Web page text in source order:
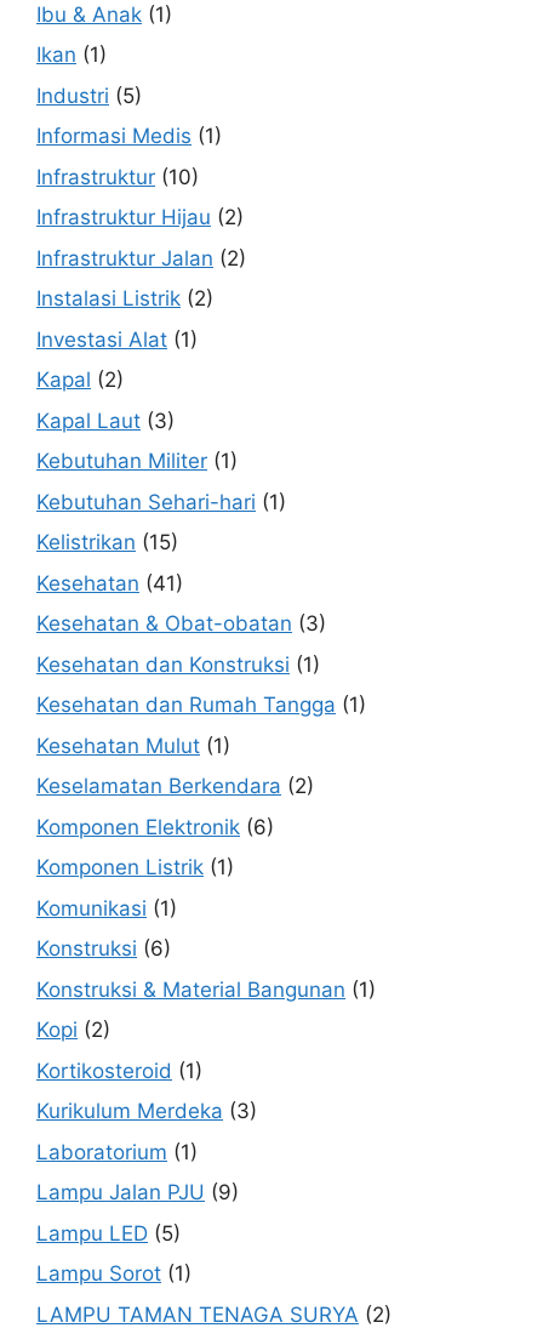
Ibu & Anak (1)
Ikan (1)
Industri (5)
Informasi Medis (1)
Infrastruktur (10)
Infrastruktur Hijau (2)
Infrastruktur Jalan (2)
Instalasi Listrik (2)
Investasi Alat (1)
Kapal (2)
Kapal Laut (3)
Kebutuhan Militer (1)
Kebutuhan Sehari-hari (1)
Kelistrikan (15)
Kesehatan (41)
Kesehatan & Obat-obatan (3)
Kesehatan dan Konstruksi (1)
Kesehatan dan Rumah Tangga (1)
Kesehatan Mulut (1)
Keselamatan Berkendara (2)
Komponen Elektronik (6)
Komponen Listrik (1)
Komunikasi (1)
Konstruksi (6)
Konstruksi & Material Bangunan (1)
Kopi (2)
Kortikosteroid (1)
Kurikulum Merdeka (3)
Laboratorium (1)
Lampu Jalan PJU (9)
Lampu LED (5)
Lampu Sorot (1)
LAMPU TAMAN TENAGA SURYA (2)